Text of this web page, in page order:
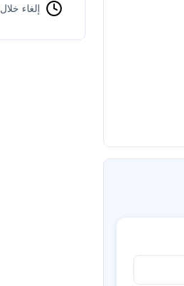
إلغاء خلال 48 ساعة